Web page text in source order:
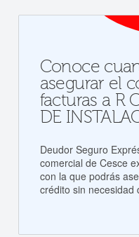
Conoce
asegurar el
facturas a R
DE
Deudor Seguro
comercial de Cesce
con la que podrás
crédito sin necesidad